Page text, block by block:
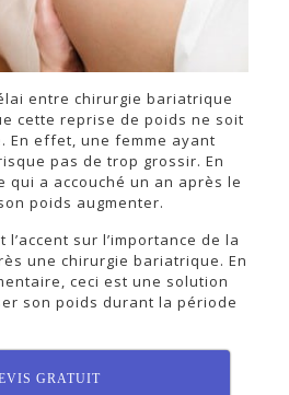
entre chirurgie bariatrique
cette reprise de poids ne soit
En effet, une femme ayant
pas de trop grossir. En
qui a accouché un an après le
poids augmenter.
sur l’importance de la
une chirurgie bariatrique. En
ceci est une solution
son poids durant la période
GRATUIT